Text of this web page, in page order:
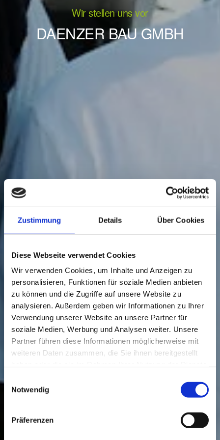
Zustimmung Details Über Cookies
Diese Webseite verwendet Cookies
Wir verwenden Cookies, um Inhalte und Anzeigen zu
personalisieren, Funktionen für soziale Medien anbieten
zu können und die Zugriffe auf unsere Website zu
analysieren. Außerdem geben wir Informationen zu Ihrer
Verwendung unserer Website an unsere Partner für
soziale Medien, Werbung und Analysen weiter. Unsere
Partner führen diese Informationen möglicherweise mit
weiteren Daten zusammen, die Sie ihnen bereitgestellt
Notwendig
Präferenzen
Wir stellen uns vor
DAENZER BAU GMBH